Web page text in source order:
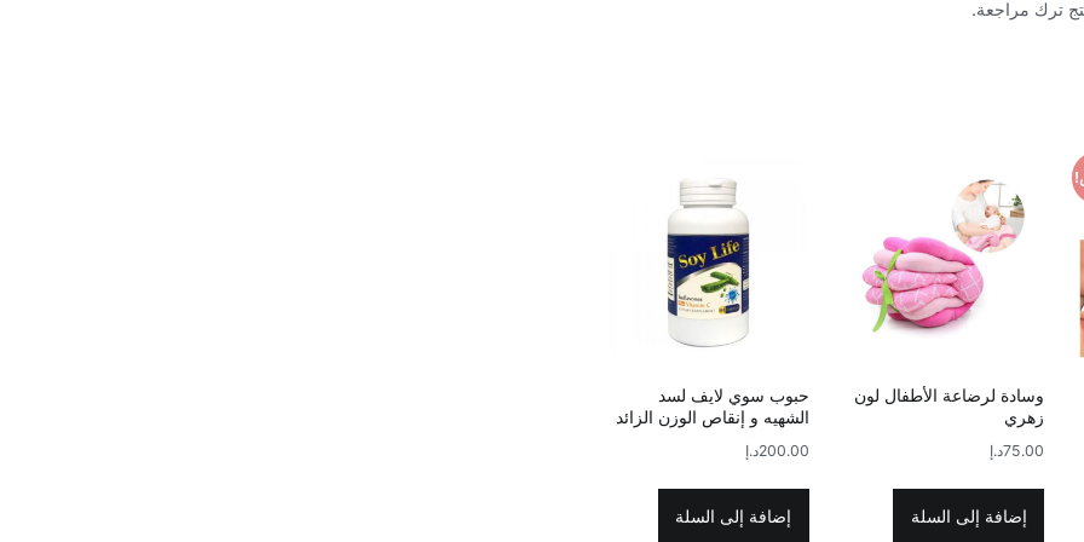
ترك مراجعة.
وسادة لرضاعة الأطفال لون
زهري
75.00د.إ
إضافة إلى السلة
حبوب سوي لايف لسد
الشهيه و إنقاص الوزن الزائد
200.00د.إ
إضافة إلى السلة